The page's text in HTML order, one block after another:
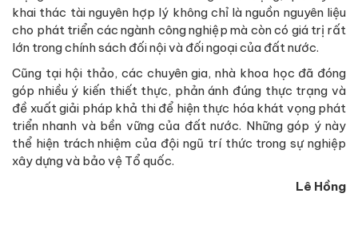
khai thác tài nguyên hợp lý không chỉ là nguồn nguyên liệu
cho phát triển các ngành công nghiệp mà còn có giá trị rất
lớn trong chính sách đối nội và đối ngoại của đất nước.
Cũng tại hội thảo, các chuyên gia, nhà khoa học đã đóng
góp nhiều ý kiến thiết thực, phản ánh đúng thực trạng và
đề xuất giải pháp khả thi để hiện thực hóa khát vọng phát
triển nhanh và bền vững của đất nước. Những góp ý này
thể hiện trách nhiệm của đội ngũ trí thức trong sự nghiệp
xây dựng và bảo vệ Tổ quốc.
Lê Hồng